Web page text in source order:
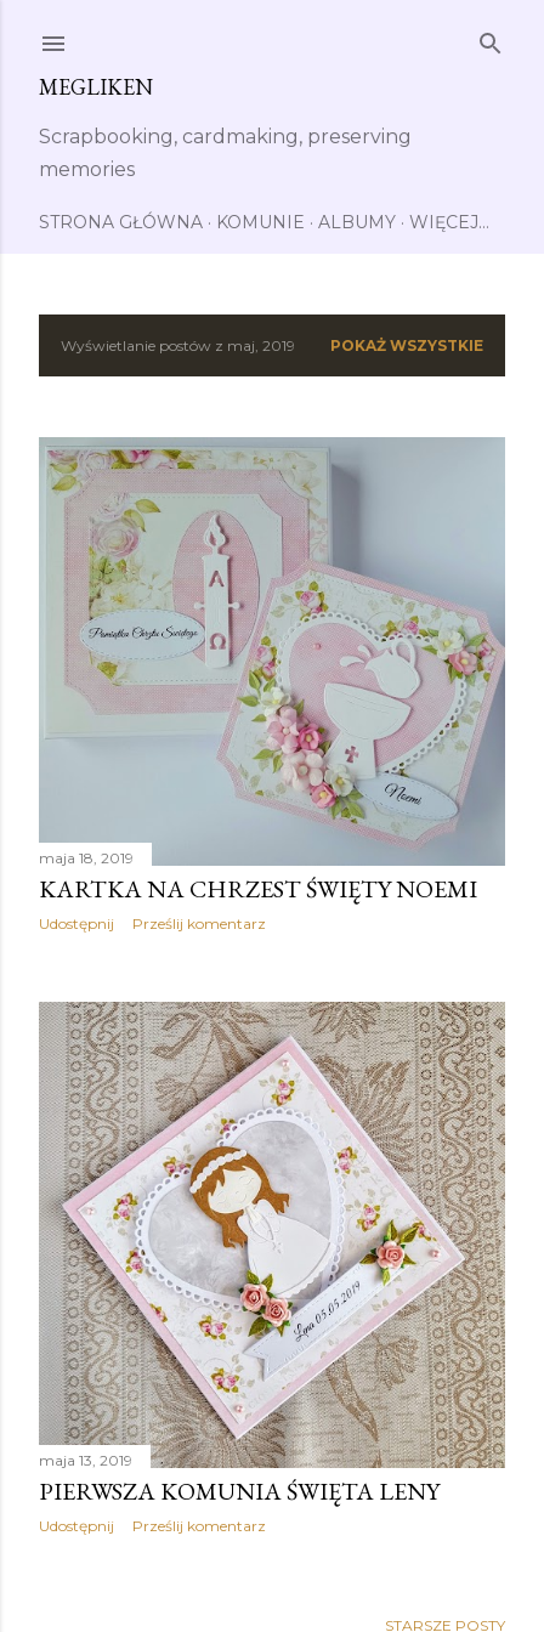
MEGLIKEN
Scrapbooking, cardmaking, preserving
memories
STRONA GŁÓWNA KOMUNIE ALBUMY WIĘCEJ…
P
s
Wyświetlanie postów z maj, 2019 POKAŻ WSZYSTKIE
maja 18, 2019
KARTKA NA CHRZEST ŚWIĘTY NOEMI
Udostępnij Prześlij komentarz
maja 13, 2019
PIERWSZA KOMUNIA ŚWIĘTA LENY
Udostępnij Prześlij komentarz
STARSZE POSTY